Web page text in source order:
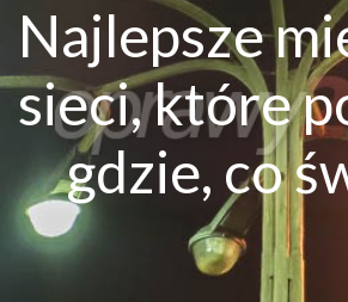
Najlepsze
sieci, które
gdzie, co